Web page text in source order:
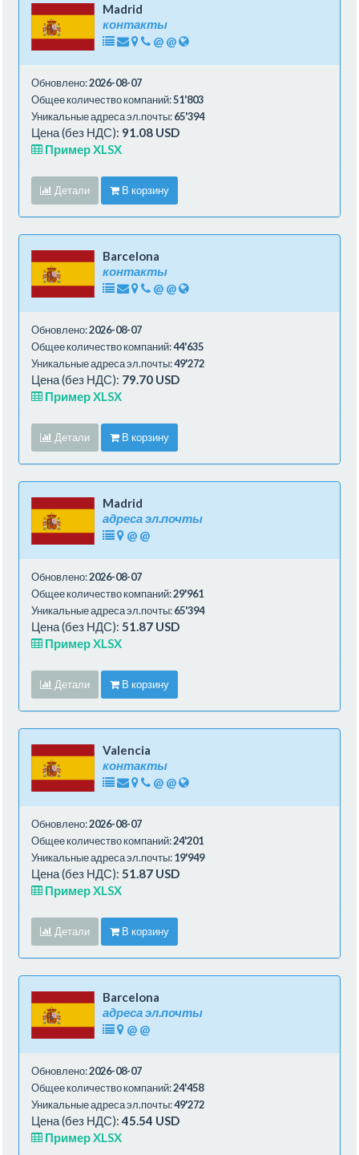
Madrid
контакты
@ @
Обновлено:2026-08-07
Общее количество компаний:51'803
Уникальные адреса эл.почты:65'394
Цена (без НДС): 91.08 USD
Пример XLSX
Детали В корзину
Barcelona
контакты
@ @
Обновлено:2026-08-07
Общее количество компаний:44'635
Уникальные адреса эл.почты:49'272
Цена (без НДС): 79.70 USD
Пример XLSX
Детали В корзину
Madrid
адреса эл.почты
@ @
Обновлено:2026-08-07
Общее количество компаний:29'961
Уникальные адреса эл.почты:65'394
Цена (без НДС): 51.87 USD
Пример XLSX
Детали В корзину
Valencia
контакты
@ @
Обновлено:2026-08-07
Общее количество компаний:24'201
Уникальные адреса эл.почты:19'949
Цена (без НДС): 51.87 USD
Пример XLSX
Детали В корзину
Barcelona
адреса эл.почты
@ @
Обновлено:2026-08-07
Общее количество компаний:24'458
Уникальные адреса эл.почты:49'272
Цена (без НДС):45.54 USD
Пример XLSX